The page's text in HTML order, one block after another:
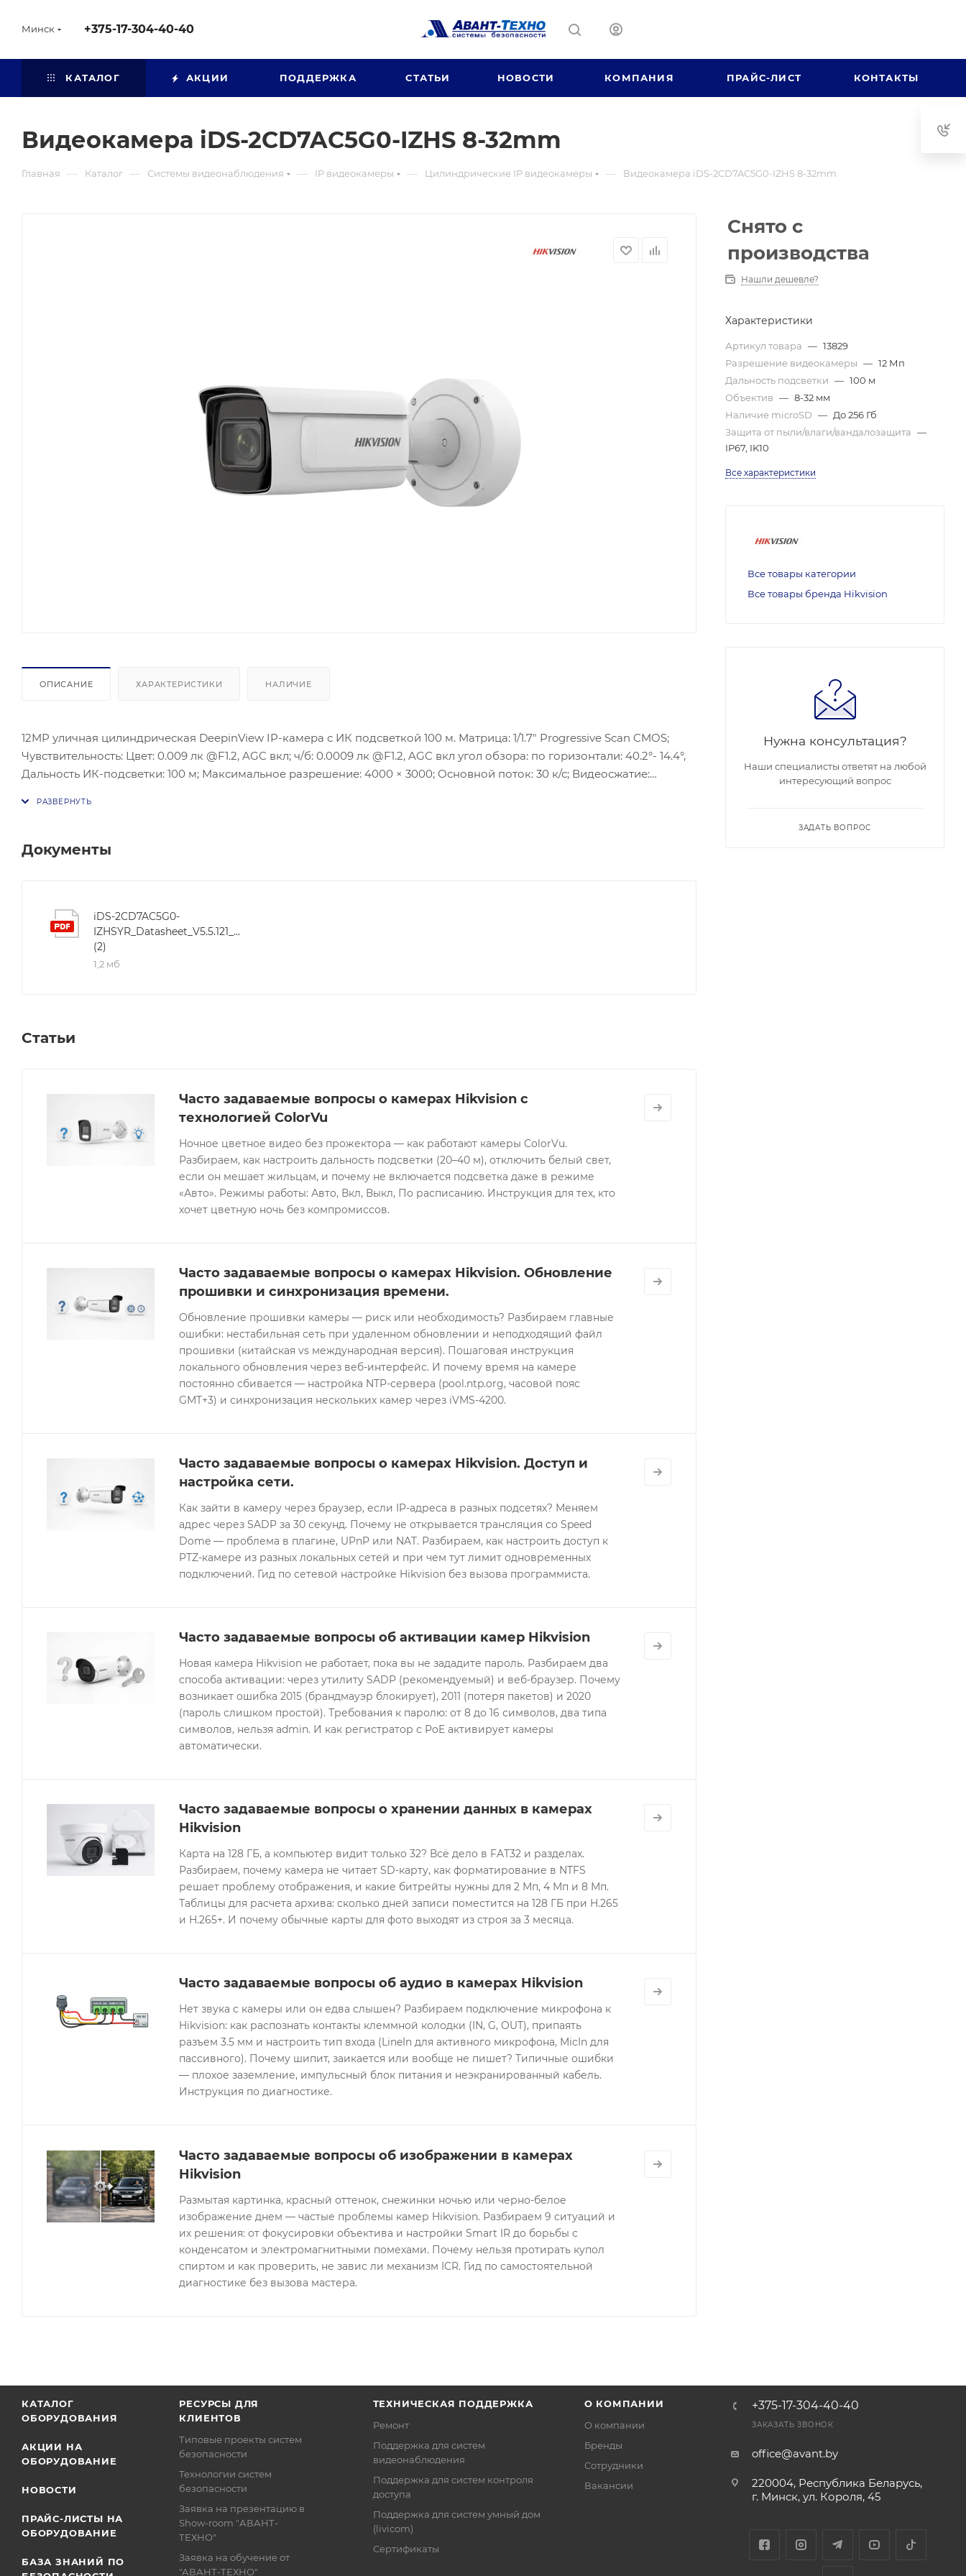
Минск +375-17-304-40-40
КАТАЛОГ АКЦИИ ПОДДЕРЖКА СТАТЬИ НОВОСТИ КОМПАНИЯ ПРАЙС-ЛИСТ КОНТАКТЫ
Видеокамера iDS-2CD7AC5G0-IZHS 8-32mm
Главная — Каталог — Системы видеонаблюдения — IP видеокамеры — Цилиндрические IP видеокамеры — Видеокамера iDS-2CD7AC5G0-IZHS 8-32mm
ОПИСАНИЕ ХАРАКТЕРИСТИКИ НАЛИЧИЕ
12MP уличная цилиндрическая DeepinView IP-камера с ИК подсветкой 100 м. Матрица: 1/1.7″ Progressive Scan CMOS;
Чувствительность: Цвет: 0.009 лк @F1.2, AGC вкл; ч/б: 0.0009 лк @F1.2, AGC вкл угол обзора: по горизонтали: 40.2°- 14.4°,
Дальность ИК-подсветки: 100 м; Максимальное разрешение: 4000 × 3000; Основной поток: 30 к/с; Видеосжатие:
-40...+60 °C; Потребляемая мощность: макс. 18 Вт; Защита: IK10, IP67.
Документы
iDS-2CD7AC5G0-
IZHSYR_Datasheet_V5.5.121_20211208
(2)
1,2 мб
Статьи
Часто задаваемые вопросы о камерах Hikvision с
технологией ColorVu
Ночное цветное видео без прожектора — как работают камеры ColorVu.
Разбираем, как настроить дальность подсветки (20–40 м), отключить белый свет,
если он мешает жильцам, и почему не включается подсветка даже в режиме
«Авто». Режимы работы: Авто, Вкл, Выкл, По расписанию. Инструкция для тех, кто
хочет цветную ночь без компромиссов.
Часто задаваемые вопросы о камерах Hikvision. Обновление
прошивки и синхронизация времени.
Обновление прошивки камеры — риск или необходимость? Разбираем главные
ошибки: нестабильная сеть при удаленном обновлении и неподходящий файл
прошивки (китайская vs международная версия). Пошаговая инструкция
локального обновления через веб-интерфейс. И почему время на камере
постоянно сбивается — настройка NTP-сервера (pool.ntp.org, часовой пояс
GMT+3) и синхронизация нескольких камер через iVMS-4200.
Часто задаваемые вопросы о камерах Hikvision. Доступ и
настройка сети.
Как зайти в камеру через браузер, если IP-адреса в разных подсетях? Меняем
адрес через SADP за 30 секунд. Почему не открывается трансляция со Speed
Dome — проблема в плагине, UPnP или NAT. Разбираем, как настроить доступ к
PTZ-камере из разных локальных сетей и при чем тут лимит одновременных
подключений. Гид по сетевой настройке Hikvision без вызова программиста.
Часто задаваемые вопросы об активации камер Hikvision
Новая камера Hikvision не работает, пока вы не зададите пароль. Разбираем два
способа активации: через утилиту SADP (рекомендуемый) и веб-браузер. Почему
возникает ошибка 2015 (брандмауэр блокирует), 2011 (потеря пакетов) и 2020
(пароль слишком простой). Требования к паролю: от 8 до 16 символов, два типа
символов, нельзя admin. И как регистратор с PoE активирует камеры
автоматически.
Часто задаваемые вопросы о хранении данных в камерах
Hikvision
Карта на 128 ГБ, а компьютер видит только 32? Всё дело в FAT32 и разделах.
Разбираем, почему камера не читает SD-карту, как форматирование в NTFS
решает проблему отображения, и какие битрейты нужны для 2 Мп, 4 Мп и 8 Мп.
Таблицы для расчета архива: сколько дней записи поместится на 128 ГБ при H.265
и H.265+. И почему обычные карты для фото выходят из строя за 3 месяца.
Часто задаваемые вопросы об аудио в камерах Hikvision
Нет звука с камеры или он едва слышен? Разбираем подключение микрофона к
Hikvision: как распознать контакты клеммной колодки (IN, G, OUT), припаять
разъем 3.5 мм и настроить тип входа (LineIn для активного микрофона, MicIn для
пассивного). Почему шипит, заикается или вообще не пишет? Типичные ошибки
— плохое заземление, импульсный блок питания и неэкранированный кабель.
Инструкция по диагностике.
Часто задаваемые вопросы об изображении в камерах
Hikvision
Размытая картинка, красный оттенок, снежинки ночью или черно-белое
изображение днем — частые проблемы камер Hikvision. Разбираем 9 ситуаций и
их решения: от фокусировки объектива и настройки Smart IR до борьбы с
конденсатом и электромагнитными помехами. Почему нельзя протирать купол
спиртом и как проверить, не завис ли механизм ICR. Гид по самостоятельной
диагностике без вызова мастера.
Снято с
производства
Нашли дешевле?
Характеристики
Артикул товара — 13829
Разрешение видеокамеры — 12 Мп
Дальность подсветки — 100 м
Объектив — 8-32 мм
Наличие microSD — До 256 Гб
Защита от пыли/влаги/вандалозащита —
IP67, IK10
Все характеристики
Все товары категории
Все товары бренда Hikvision
Нужна консультация?
Наши специалисты ответят на любой
интересующий вопрос
ЗАДАТЬ ВОПРОС
КАТАЛОГ
ОБОРУДОВАНИЯ
АКЦИИ НА
ОБОРУДОВАНИЕ
НОВОСТИ
ПРАЙС-ЛИСТЫ НА
ОБОРУДОВАНИЕ
БАЗА ЗНАНИЙ ПО
РЕСУРСЫ ДЛЯ
КЛИЕНТОВ
Типовые проекты систем
безопасности
Технологии систем
безопасности
Заявка на презентацию в
Show-room "АВАНТ-
ТЕХНО"
Заявка на обучение от
"АВАНТ-ТЕХНО"
ТЕХНИЧЕСКАЯ ПОДДЕРЖКА
Ремонт
Поддержка для систем
видеонаблюдения
Поддержка для систем контроля
доступа
Поддержка для систем умный дом
(livicom)
Сертификаты
О КОМПАНИИ
О компании
Бренды
Сотрудники
Вакансии
+375-17-304-40-40
ЗАКАЗАТЬ ЗВОНОК
office@avant.by
220004, Республика Беларусь,
г. Минск, ул. Короля, 45